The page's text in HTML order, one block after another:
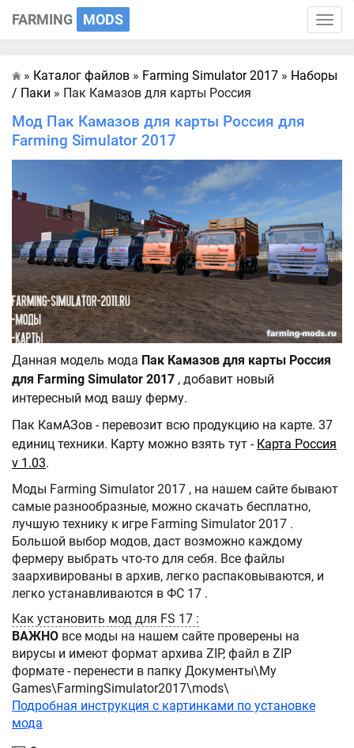
Toggle
FARMING MODS
Главная
» Каталог файлов » Farming Simulator 2017 » Наборы
/ Паки » Пак Камазов для карты Россия
Мод Пак Камазов для карты Россия для
Farming Simulator 2017
Данная модель мода Пак Камазов для карты Россия
для Farming Simulator 2017 , добавит новый
интересный мод вашу ферму.
Пак КамАЗов - перевозит всю продукцию на карте. 37
единиц техники. Карту можно взять тут - Карта Россия
v 1.03.
Моды Farming Simulator 2017 , на нашем сайте бывают
самые разнообразные, можно скачать бесплатно,
лучшую технику к игре Farming Simulator 2017 .
Большой выбор модов, даст возможно каждому
фермеру выбрать что-то для себя. Все файлы
заархивированы в архив, легко распаковываются, и
легко устанавливаются в ФС 17 .
Как установить мод для FS 17 :
ВАЖНО все моды на нашем сайте проверены на
вирусы и имеют формат архива ZIP, файл в ZIP
формате - перенести в папку Документы\My
Games\FarmingSimulator2017\mods\
Подробная инструкция с картинками по установке
мода